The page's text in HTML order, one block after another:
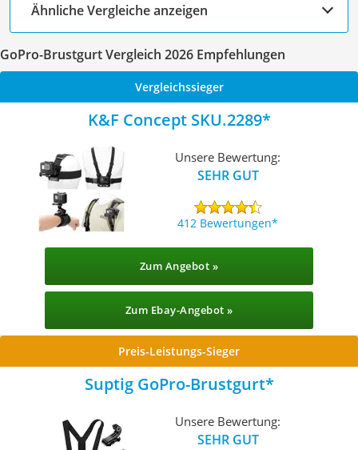
Ähnliche Vergleiche anzeigen
GoPro-Brustgurt Vergleich 2026 Empfehlungen
Vergleichssieger
K&F Concept SKU.2289
Unsere Bewertung:
SEHR GUT
412 Bewertungen
Zum Angebot »
Zum Ebay-Angebot »
Preis-Leistungs-Sieger
Suptig GoPro-Brustgurt
Unsere Bewertung:
SEHR GUT